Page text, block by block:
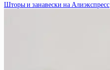
Шторы и занавески на Алиэкспресс